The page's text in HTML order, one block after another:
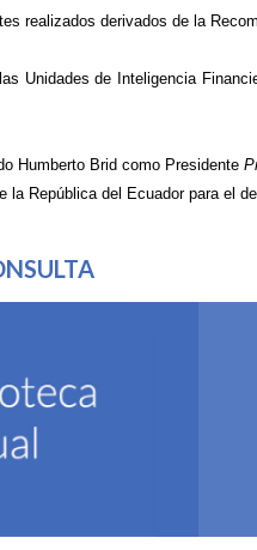
realizados derivados de la
Unidades de Inteligencia
Humberto Brid como Presidente
República del Ecuador para el